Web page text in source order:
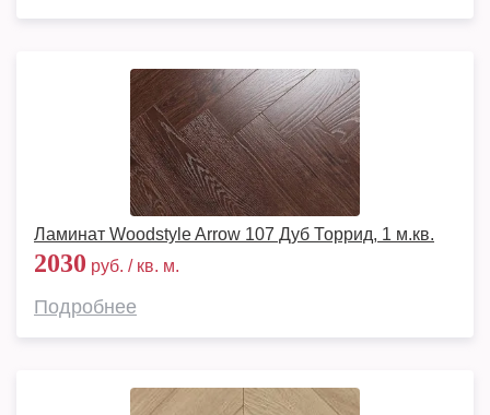
Ламинат Woodstyle Arrow 107 Дуб Торрид, 1 м.кв.
2030 руб. / кв. м.
Подробнее